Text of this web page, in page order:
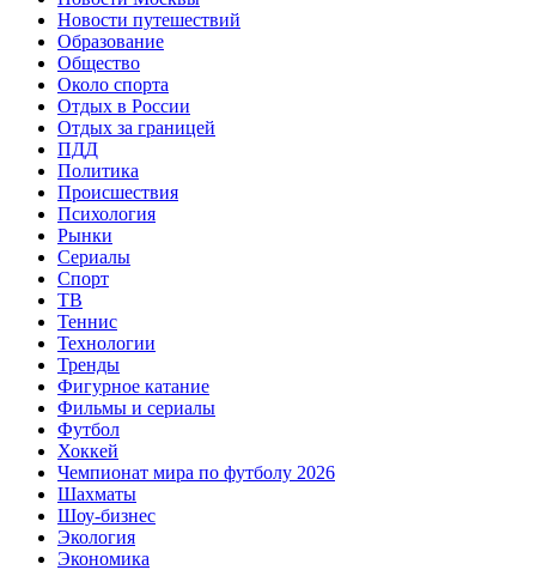
Новости путешествий
Образование
Общество
Около спорта
Отдых в России
Отдых за границей
ПДД
Политика
Происшествия
Психология
Рынки
Сериалы
Спорт
ТВ
Теннис
Технологии
Тренды
Фигурное катание
Фильмы и сериалы
Футбол
Хоккей
Чемпионат мира по футболу 2026
Шахматы
Шоу-бизнес
Экология
Экономика